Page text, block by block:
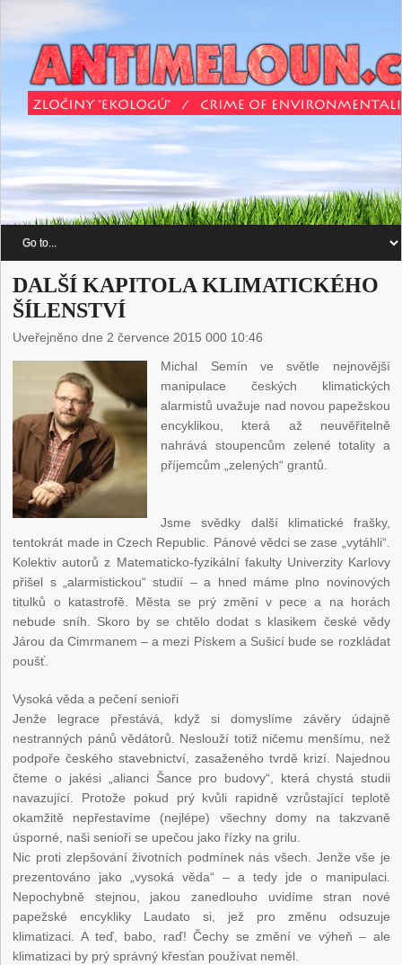
DALŠÍ KAPITOLA KLIMATICKÉHO
ŠÍLENSTVÍ
Uveřejněno dne 2 července 2015 000 10:46
Michal Semín ve světle nejnovější
manipulace českých klimatických
alarmistů uvažuje nad novou papežskou
encyklikou, která až neuvěřitelně
nahrává stoupencům zelené totality a
příjemcům „zelených“ grantů.
Jsme svědky další klimatické frašky,
tentokrát made in Czech Republic. Pánové vědci se zase „vytáhli“.
Kolektiv autorů z Matematicko-fyzikální fakulty Univerzity Karlovy
přišel s „alarmistickou“ studií – a hned máme plno novinových
titulků o katastrofě. Města se prý změní v pece a na horách
nebude sníh. Skoro by se chtělo dodat s klasikem české vědy
Járou da Cimrmanem – a mezi Pískem a Sušicí bude se rozkládat
poušť.
Vysoká věda a pečení senioři
Jenže legrace přestává, když si domyslíme závěry údajně
nestranných pánů vědátorů. Neslouží totiž ničemu menšímu, než
podpoře českého stavebnictví, zasaženého tvrdě krizí. Najednou
čteme o jakési „alianci Šance pro budovy“, která chystá studii
navazující. Protože pokud prý kvůli rapidně vzrůstající teplotě
okamžitě nepřestavíme (nejlépe) všechny domy na takzvaně
úsporné, naši senioři se upečou jako řízky na grilu.
Nic proti zlepšování životních podmínek nás všech. Jenže vše je
prezentováno jako „vysoká věda“ – a tedy jde o manipulaci.
Nepochybně stejnou, jakou zanedlouho uvidíme stran nové
papežské encykliky Laudato si, jež pro změnu odsuzuje
klimatizaci. A teď, babo, raď! Čechy se změní ve výheň – ale
klimatizaci by prý správný křesťan používat neměl.